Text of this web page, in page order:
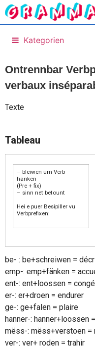
Kategorien
Ontrennbar
verbaux
Texte
Tableau
– bleiwen um Verb
hänken
(Pre + fix)
– sinn net betount
Hei e puer Besipiller vu
Verbprefixen:
be- : be+schreiwen =
emp-: emp+fänken =
ent-: ent+loossen =
er-: er+droen = endurer
ge-: ge+falen = plaire
hanner-: hanner+loossen
mëss-: mëss+verstoen =
ver-: ver+ roden = trahir